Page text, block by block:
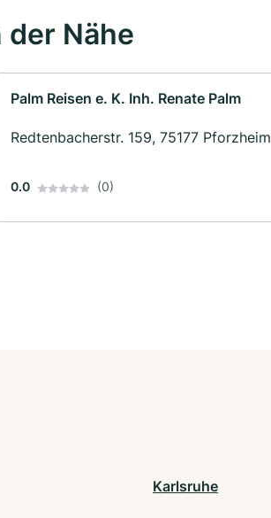
Nähe
Palm Reisen e. K. Inh. Renate Palm
Redtenbacherstr. 159, 75177 Pforzheim
0.0 (0)
Karlsruhe